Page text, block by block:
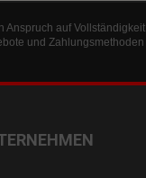
auf Vollständigkeit,
und Zahlungsmethoden